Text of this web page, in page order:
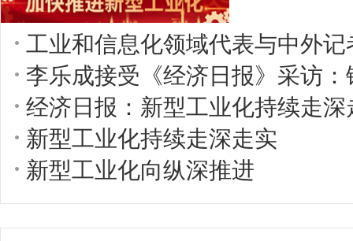
与艺术史。它精
心收录了466枚
与动物相关的珍
贵邮票图稿，宛
如一座可以捧在
掌心的“国家公
园”。
李乐成接受《经济日报》采访
经济日报：新型工业化持续走深
新型工业化持续走深走实
新型工业化向纵深推进